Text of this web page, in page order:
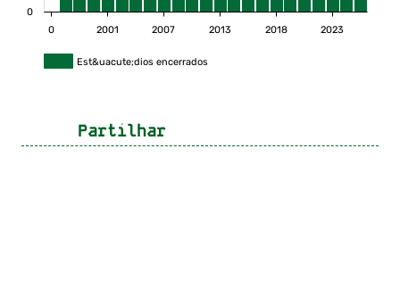
0 2001 2007 2013 2018 2023
0
Est&uacute;dios encerrados
Partilhar